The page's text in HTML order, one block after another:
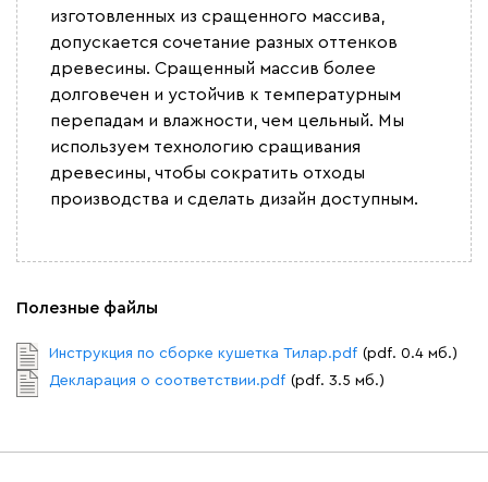
изготовленных из сращенного массива,
допускается сочетание разных оттенков
древесины. Сращенный массив более
долговечен и устойчив к температурным
перепадам и влажности, чем цельный. Мы
используем технологию сращивания
древесины, чтобы сократить отходы
производства и сделать дизайн доступным.
Полезные файлы
Инструкция по сборке кушетка Тилар.pdf (pdf. 0.4 мб.)
Декларация о соответствии.pdf (pdf. 3.5 мб.)